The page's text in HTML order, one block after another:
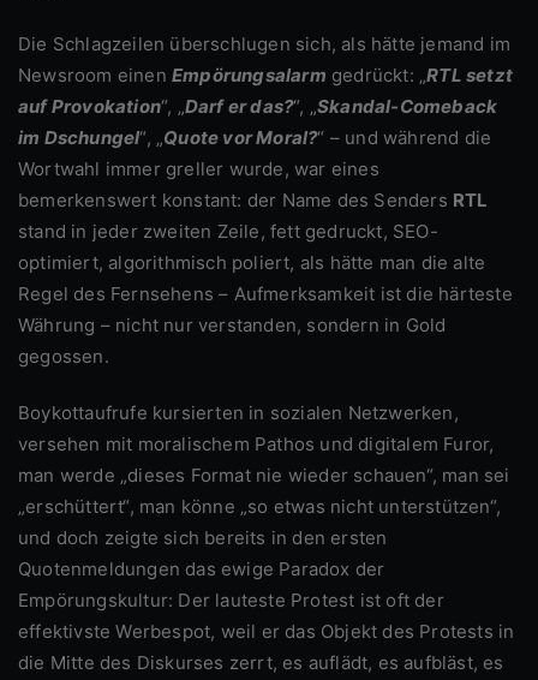
Die Schlagzeilen überschlugen sich, als hätte jemand im
Newsroom einen Empörungsalarm gedrückt: „RTL setzt
auf Provokation“, „Darf er das?“, „Skandal-Comeback
im Dschungel“, „Quote vor Moral?“ – und während die
Wortwahl immer greller wurde, war eines
bemerkenswert konstant: der Name des Senders RTL
stand in jeder zweiten Zeile, fett gedruckt, SEO-
optimiert, algorithmisch poliert, als hätte man die alte
Regel des Fernsehens – Aufmerksamkeit ist die härteste
Währung – nicht nur verstanden, sondern in Gold
gegossen.
Boykottaufrufe kursierten in sozialen Netzwerken,
versehen mit moralischem Pathos und digitalem Furor,
man werde „dieses Format nie wieder schauen“, man sei
„erschüttert“, man könne „so etwas nicht unterstützen“,
und doch zeigte sich bereits in den ersten
Quotenmeldungen das ewige Paradox der
Empörungskultur: Der lauteste Protest ist oft der
effektivste Werbespot, weil er das Objekt des Protests in
die Mitte des Diskurses zerrt, es auflädt, es aufbläst, es